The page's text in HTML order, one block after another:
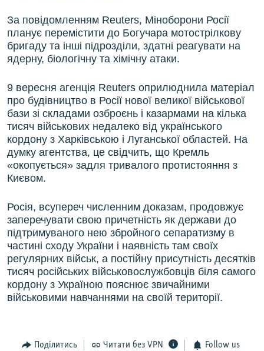
За повідомленням Reuters, Міноборони Росії
планує перемістити до Богучара мотострілкову
бригаду та інші підрозділи, здатні реагувати на
ядерну, біологічну та хімічну атаки.
9 вересня агенція Reuters оприлюднила матеріал
про будівництво в Росії нової великої військової
бази зі складами озброєнь і казармами на кілька
тисяч військових недалеко від українського
кордону з Харківською і Луганської областей. На
думку агентства, це свідчить, що Кремль
«окопується» задля тривалого протистояння з
Києвом.
Росія, всупереч численним доказам, продовжує
заперечувати свою причетність як держави до
підтримуваного нею збройного сепаратизму в
частині сходу України і наявність там своїх
регулярних військ, а постійну присутність десятків
тисяч російських військовослужбовців біля самого
кордону з Україною пояснює звичайними
військовими навчаннями на своїй території.
Поділитись Читати без VPN Follow us